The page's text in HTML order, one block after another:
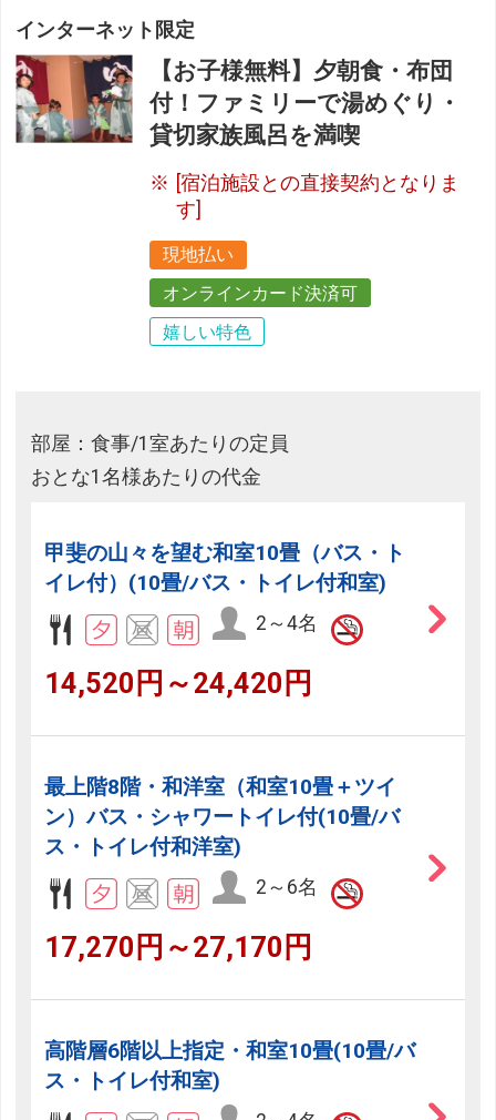
インターネット限定
【お子様無料】夕朝食・布団
付！ファミリーで湯めぐり・
貸切家族風呂を満喫
[宿泊施設との直接契約となりま
す]
現地払い
オンラインカード決済可
嬉しい特色
部屋：食事/1室あたりの定員
おとな1名様あたりの代金
甲斐の山々を望む和室10畳（バス・ト
イレ付）(10畳/バス・トイレ付和室)
2～4名
14,520円～24,420円
最上階8階・和洋室（和室10畳＋ツイ
ン）バス・シャワートイレ付(10畳/バ
ス・トイレ付和洋室)
2～6名
17,270円～27,170円
高階層6階以上指定・和室10畳(10畳/バ
ス・トイレ付和室)